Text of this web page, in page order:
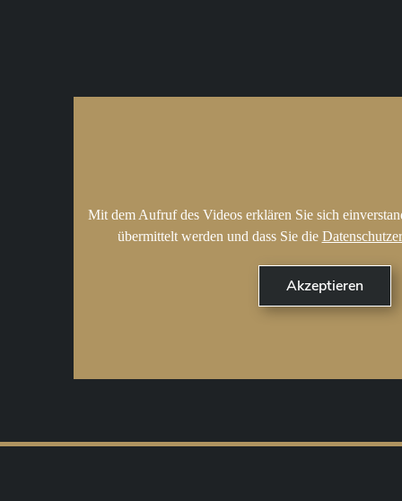
Mit dem Aufruf des Videos erklären Sie sich
übermittelt werden und dass Sie die